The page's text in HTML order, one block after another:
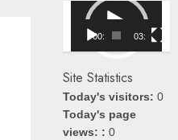
Pemutar
Video
00:00 03:08
Site Statistics
Today's visitors:0
Today's page
views: :0